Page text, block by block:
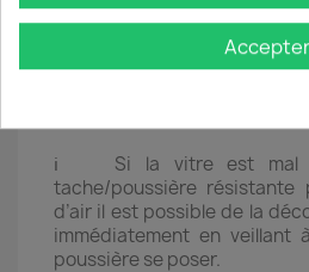
ℹ️ Si la vitre est mal
tache/poussière résistante
d’air il est possible de la
immédiatement en veillant
poussière se poser.